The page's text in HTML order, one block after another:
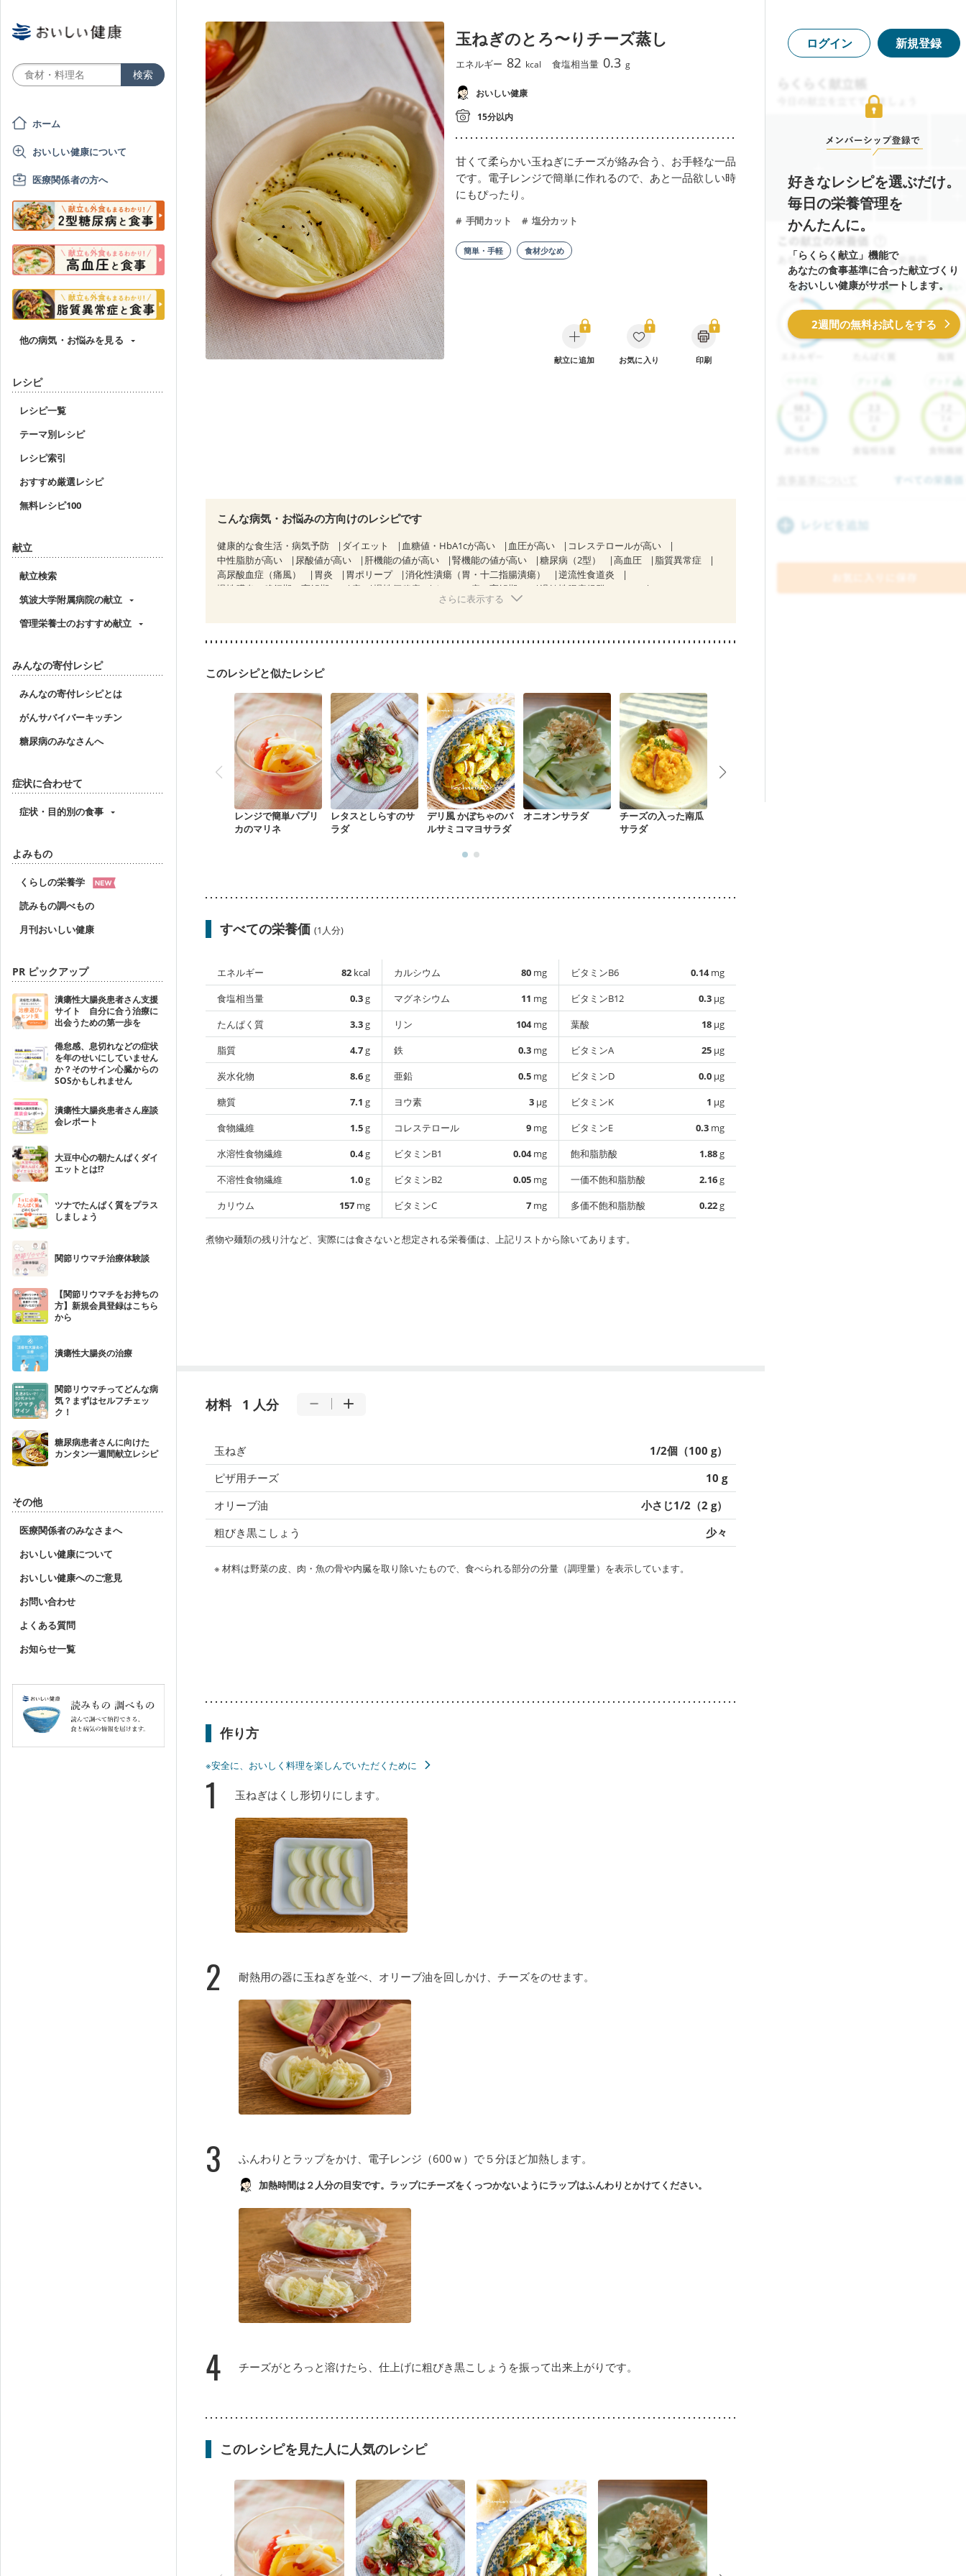
ホーム
おいしい健康について
医療関係者の方へ
他の病気・お悩みを見る
レシピ
レシピ一覧
テーマ別レシピ
レシピ索引
おすすめ厳選レシピ
無料レシピ100
献立
献立検索
筑波大学附属病院の献立
管理栄養士のおすすめ献立
みんなの寄付レシピ
みんなの寄付レシピとは
がんサバイバーキッチン
糖尿病のみなさんへ
症状に合わせて
症状・目的別の食事
よみもの
くらしの栄養学
読みもの調べもの
月刊おいしい健康
PR ピックアップ
潰瘍性大腸炎患者さん支援
サイト 自分に合う治療に
出会うための第一歩を
倦怠感、息切れなどの症状
を年のせいにしていません
か？そのサイン心臓からの
SOSかもしれません
潰瘍性大腸炎患者さん座談
会レポート
大豆中心の朝たんぱくダイ
エットとは!?
ツナでたんぱく質をプラス
しましょう
関節リウマチ治療体験談
【関節リウマチをお持ちの
方】新規会員登録はこちら
から
潰瘍性大腸炎の治療
関節リウマチってどんな病
気？まずはセルフチェッ
ク！
糖尿病患者さんに向けた
カンタン一週間献立レシピ
その他
医療関係者のみなさまへ
おいしい健康について
おいしい健康へのご意見
お問い合わせ
よくある質問
お知らせ一覧
玉ねぎのとろ〜りチーズ蒸し
エネルギー 82 kcal 食塩相当量 0.3 g
おいしい健康
15分以内
甘くて柔らかい玉ねぎにチーズが絡み合う、お手軽な一品
です。電子レンジで簡単に作れるので、あと一品欲しい時
にもぴったり。
手間カット 塩分カット
簡単・手軽 食材少なめ
献立に追加 お気に入り 印刷
こんな病気・お悩みの方向けのレシピです
健康的な食生活・病気予防 ダイエット 血糖値・HbA1cが高い 血圧が高い
コレステロールが高い
中性脂肪が高い
尿酸値が高い 肝機能の値が高い 腎機能の値が高い 糖尿病（2型） 高血圧
脂質異常症
高尿酸血症（痛風）
胃炎 胃ポリープ 消化性潰瘍（胃・十二指腸潰瘍）
逆流性食道炎
慢性膵炎（移行期・寛解期）
痔 慢性便秘症 クローン病（寛解期）
過敏性腸症候群（IBS）
糖尿病性腎症（第３期）
胃がん（抗がん剤治療中）
胃がん治療を終えた方・経過観察中の方
大腸がん治療を終えた方・経過観察中の方
妊娠中(初期)
妊婦健診・体重増加が気になる（初期）
産後（ミルク）
骨折 骨粗しょう症 関節リウマチ 乾癬 フレイル（年齢に合わせた体作り）
低栄養予防
貧血対策
ニキビ・肌荒れ 妊活中 更年期
さらに表示する
このレシピと似たレシピ
レンジで簡単パプリ
カのマリネ
レタスとしらすのサ
ラダ
デリ風 かぼちゃのバ
ルサミコマヨサラダ
オニオンサラダ
チーズの入った南瓜
サラダ
すべての栄養価 (1人分)
エネルギー 82 kcal
食塩相当量
0.3g
たんぱく質
3.3g
脂質
4.7g
炭水化物
8.6g
糖質
7.1 g
食物繊維
1.5g
水溶性食物繊維
0.4g
不溶性食物繊維
1.0g
カリウム
157 mg
カルシウム 80 mg
マグネシウム
11 mg
リン
104mg
鉄
0.3 mg
亜鉛
0.5 mg
ヨウ素
3 µg
コレステロール
9 mg
ビタミンB1
0.04mg
ビタミンB2
0.05 mg
ビタミンC
7 mg
ビタミンB6 0.14mg
ビタミンB12
0.3 µg
葉酸
18 µg
ビタミンA
25 µg
ビタミンD
0.0 µg
ビタミンK
1 µg
ビタミンE
0.3 mg
飽和脂肪酸
1.88g
一価不飽和脂肪酸
2.16g
多価不飽和脂肪酸
0.22g
煮物や麺類の残り汁など、実際には食さないと想定される栄養価は、上記リストから除いてあります。
材料 1 人分
玉ねぎ
1/2個（100 g）
ピザ用チーズ
10 g
オリーブ油
小さじ1/2（2 g）
粗びき黒こしょう
少々
※ 材料は野菜の皮、肉・魚の骨や内臓を取り除いたもので、食べられる部分の分量（調理量）を表示しています。
作り方
※安全に、おいしく料理を楽しんでいただくために
1 玉ねぎはくし形切りにします。
2 耐熱用の器に玉ねぎを並べ、オリーブ油を回しかけ、チーズをのせます。
3 ふんわりとラップをかけ、電子レンジ（600ｗ）で５分ほど加熱します。
加熱時間は２人分の目安です。ラップにチーズをくっつかないようにラップはふんわりとかけてください。
4 チーズがとろっと溶けたら、仕上げに粗びき黒こしょうを振って出来上がりです。
このレシピを見た人に人気のレシピ
ログイン 新規登録
好きなレシピを選ぶだけ。
毎日の栄養管理を
かんたんに。
「らくらく献立」機能で
あなたの食事基準に合った献立づくり
をおいしい健康がサポートします。
2週間の無料お試しをする